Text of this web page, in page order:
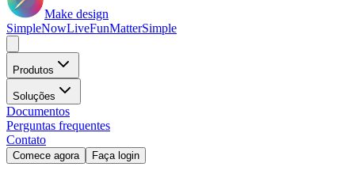
Make design
SimpleNowLiveFunMatterSimple
Produtos
Soluções
Documentos
Perguntas frequentes
Contato
Comece agora Faça login